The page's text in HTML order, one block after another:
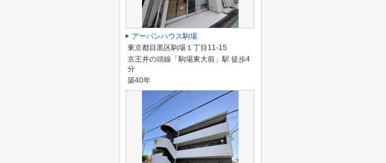
アーバンハウス駒場
東京都目黒区駒場１丁目11-15
京王井の頭線「駒場東大前」駅 徒歩4
分
築40年